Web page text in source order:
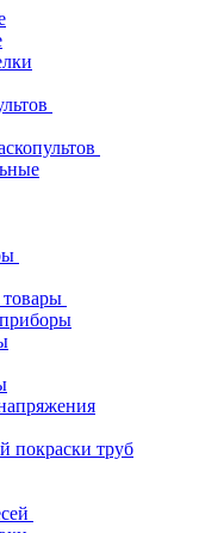
покраски труб